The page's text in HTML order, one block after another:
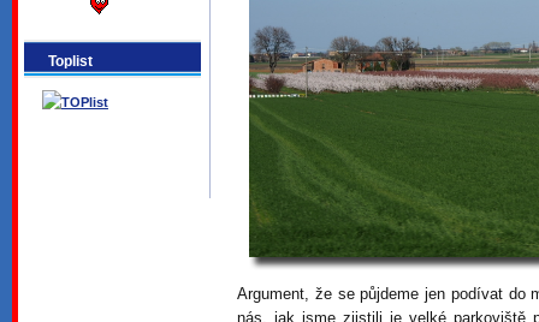
Toplist
Argument, že se půjdeme jen podívat do
nás, jak jsme zjistili je velké